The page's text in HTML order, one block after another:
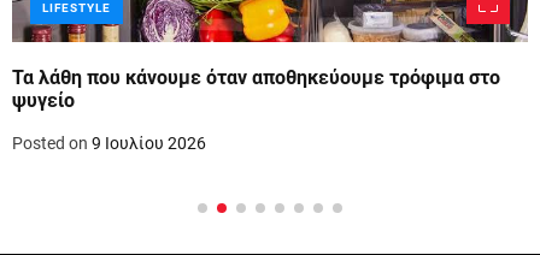
LIFESTYLE
Τα λάθη που κάνουμε όταν αποθηκεύουμε τρόφιμα στο
ψυγείο
Posted on 9 Ιουλίου 2026